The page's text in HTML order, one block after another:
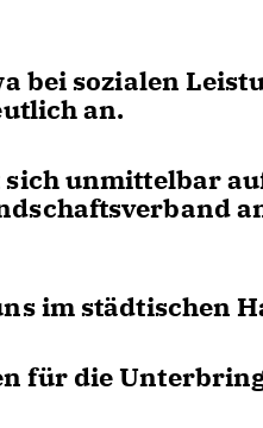
bei sozialen
an.
unmittelbar
im städtischen
für die